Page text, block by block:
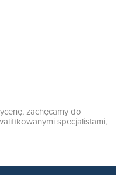
zachęcamy do
specjalistami,